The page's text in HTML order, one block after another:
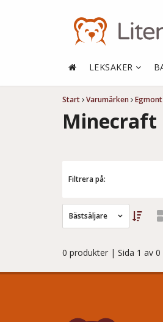
Start Varumärken Egmont
Minecraft
Filtrera på:
Bästsäljare
0 produkter | Sida 1 av
LEKSAKER